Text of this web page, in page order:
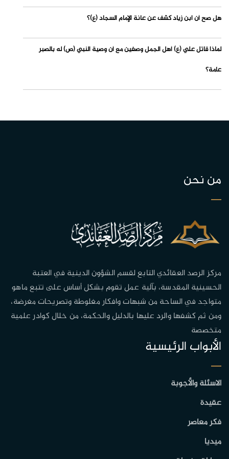
هل صح أن ابن زياد كشف عن عانة الإمام السجاد (ع)؟
لماذا قاتل علي (ع) أهل الجمل وصفين مع أن وصية النبي (ص) له بالصبر
عامة؟
من نحن
مركز الرصد العقائدي التابع لقسم الشؤون الدينية في العتبة
الحسينية المقدسة، بآلية عمل تقوم بشكل أساس على تتبع ماهو
متواجد في الساحة من شبهات وافكار مغلوطة وتصريحات مغرضة،
ومن ثم كشفها والرد عليها بالدليل والحكمة، من خلال كوادر علمية
متخصصة
الأبواب الرئيسية
الاسئلة والأجوبة
عقيدة
فكر معاصر
ميديا